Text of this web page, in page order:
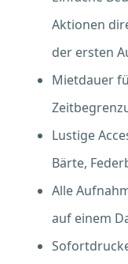
Aktionen
der ersten
Mietdauer
Lustige
Bärte,
Alle
auf einem